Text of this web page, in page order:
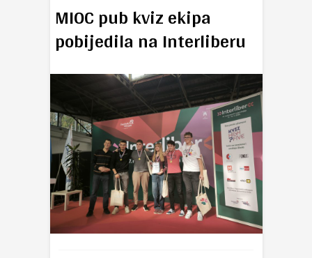
MIOC pub kviz ekipa
pobijedila na Interliberu